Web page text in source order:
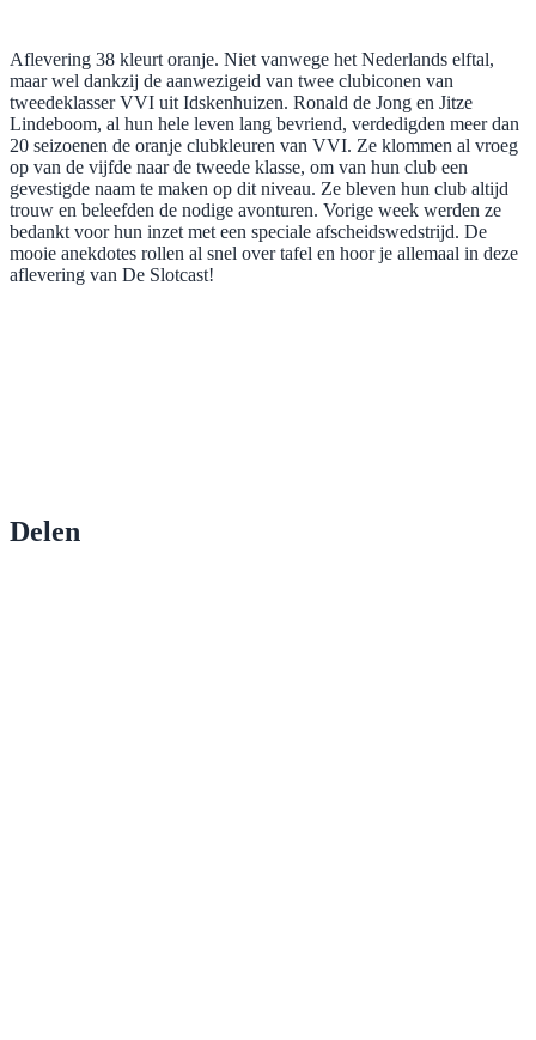
Aflevering 38 kleurt oranje. Niet vanwege het Nederlands elftal,
maar wel dankzij de aanwezigeid van twee clubiconen van
tweedeklasser VVI uit Idskenhuizen. Ronald de Jong en Jitze
Lindeboom, al hun hele leven lang bevriend, verdedigden meer dan
20 seizoenen de oranje clubkleuren van VVI. Ze klommen al vroeg
op van de vijfde naar de tweede klasse, om van hun club een
gevestigde naam te maken op dit niveau. Ze bleven hun club altijd
trouw en beleefden de nodige avonturen. Vorige week werden ze
bedankt voor hun inzet met een speciale afscheidswedstrijd. De
mooie anekdotes rollen al snel over tafel en hoor je allemaal in deze
aflevering van De Slotcast!
Delen